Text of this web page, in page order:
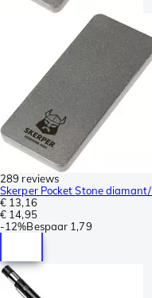
289 reviews
Skerper Pocket Stone
€ 13,16
€ 14,95
-12%Bespaar 1,79